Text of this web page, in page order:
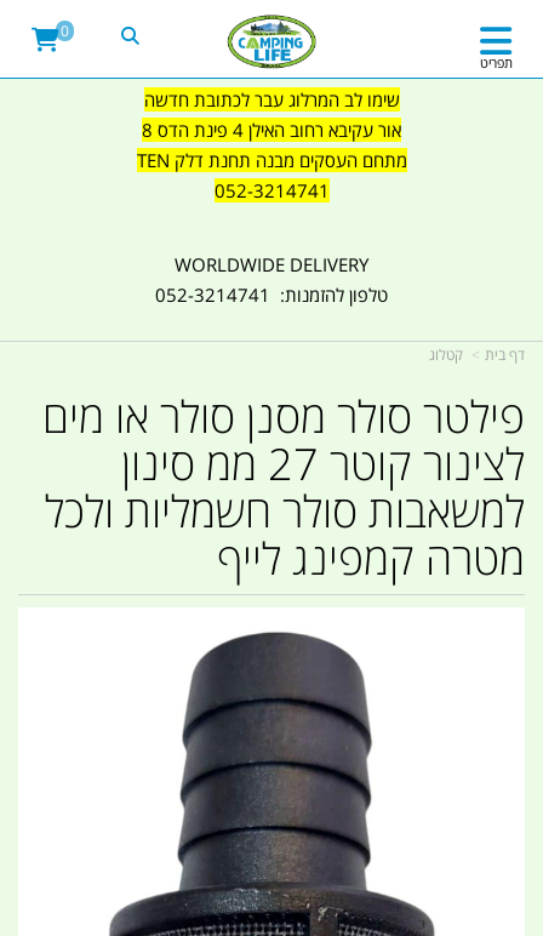
שימו לב המרלוג עבר לכתובת חדשה
אור עקיבא רחוב האילן 4 פינת הדס 8
מתחם העסקים מבנה תחנת דלק TEN
052-3214741
WORLDWIDE DELIVERY
טלפון להזמנות: 052-3214741
תפריט
0
דף בית קטלוג
פילטר סולר מסנן סולר או מים
לצינור קוטר 27 ממ סינון
למשאבות סולר חשמליות ולכל
מטרה קמפינג לייף